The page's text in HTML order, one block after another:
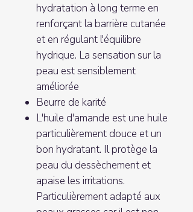
hydratation à long terme en
renforçant la barrière cutanée
et en régulant l'équilibre
hydrique. La sensation sur la
peau est sensiblement
améliorée
Beurre de karité
L'huile d'amande est une huile
particulièrement douce et un
bon hydratant. Il protège la
peau du dessèchement et
apaise les irritations.
Particulièrement adapté aux